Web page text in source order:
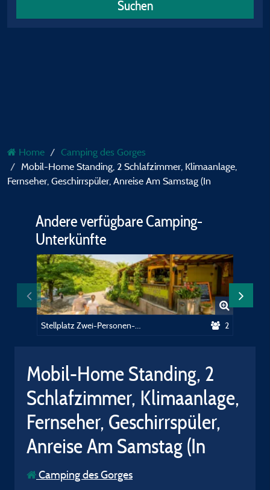
Suchen
Home
Camping des Gorges
Mobil-Home Standing, 2 Schlafzimmer, Klimaanlage,
Fernseher, Geschirrspüler, Anreise Am Samstag (In
Andere verfügbare Camping-
Unterkünfte
2
Mobil-Home Standing, 2
Schlafzimmer, Klimaanlage,
Fernseher, Geschirrspüler,
Anreise Am Samstag (In
Camping des Gorges